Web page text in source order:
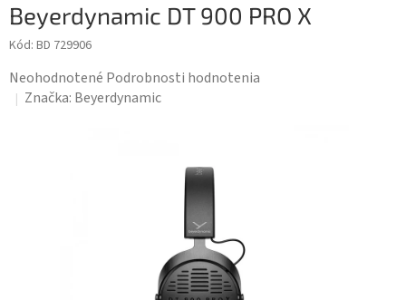
Beyerdynamic DT 900 PRO X
Kód: BD 729906
Priemerné
hodnotenie
Neohodnotené Podrobnosti hodnotenia
Značka: Beyerdynamic